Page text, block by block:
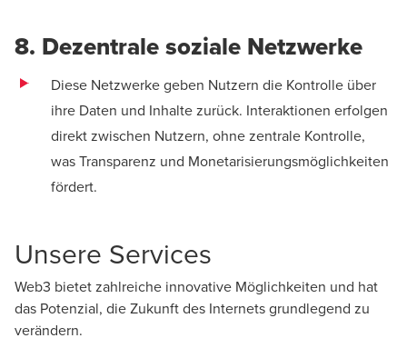
8. Dezentrale soziale Netzwerke
Diese Netzwerke geben Nutzern die Kontrolle über
ihre Daten und Inhalte zurück. Interaktionen erfolgen
direkt zwischen Nutzern, ohne zentrale Kontrolle,
was Transparenz und Monetarisierungsmöglichkeiten
fördert.
Unsere Services
Web3 bietet zahlreiche innovative Möglichkeiten und hat
das Potenzial, die Zukunft des Internets grundlegend zu
verändern.